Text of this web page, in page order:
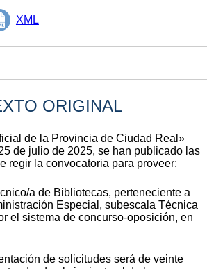
XML
ORIGINAL
de la Provincia de Ciudad Real»
de julio de 2025, se han publicado las
regir la convocatoria para proveer:
a de Bibliotecas, perteneciente a
Especial, subescala Técnica
el sistema de concurso-oposición, en
de solicitudes será de veinte